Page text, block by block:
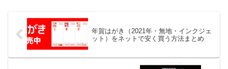
年賀はがき（2021年・無地・インクジェ
ット）をネットで安く買う方法まとめ